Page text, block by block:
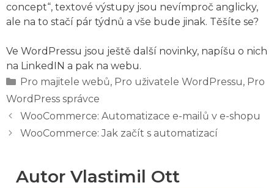
concept“, textové výstupy jsou nevímproč anglicky,
ale na to stačí pár týdnů a vše bude jinak. Těšíte se?
Ve WordPressu jsou ještě další novinky, napíšu o nich
na LinkedIN a pak na webu.
Rubriky
Pro majitele webů, Pro uživatele WordPressu, Pro
WordPress správce
WooCommerce: Automatizace e-mailů v e-shopu
WooCommerce: Jak začít s automatizací
Autor Vlastimil Ott